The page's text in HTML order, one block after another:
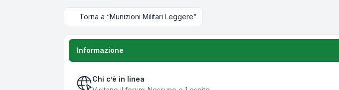
Torna a “Munizioni Militari Leggere”
Informazione
Chi c’è in linea